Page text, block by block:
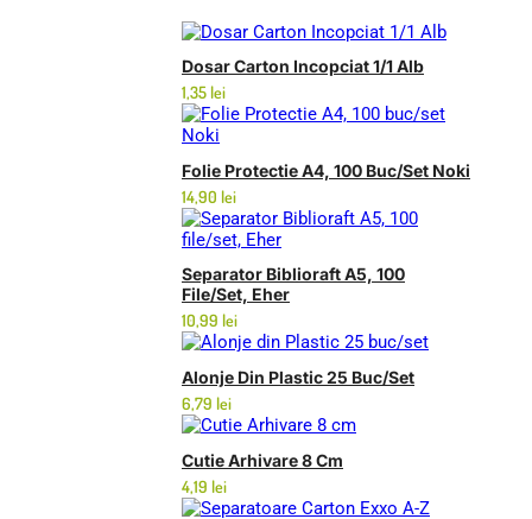
Dosar Carton Incopciat 1/1 Alb
1,35lei
Folie Protectie A4, 100 Buc/set Noki
14,90 lei
Separator Biblioraft A5, 100
File/set, Eher
10,99 lei
Alonje Din Plastic 25 Buc/set
6,79 lei
Cutie Arhivare 8 Cm
4,19 lei